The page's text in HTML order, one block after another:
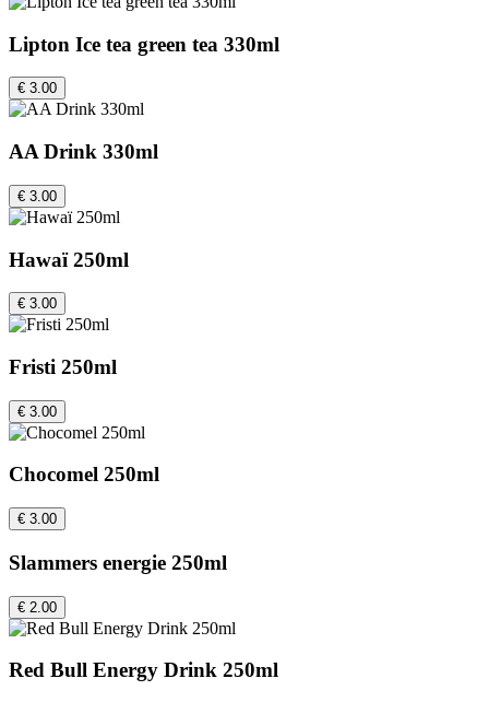
Lipton Ice tea green tea 330ml
€ 3.00
AA Drink 330ml
€ 3.00
Hawaï 250ml
€ 3.00
Fristi 250ml
€ 3.00
Chocomel 250ml
€ 3.00
Slammers energie 250ml
€ 2.00
Red Bull Energy Drink 250ml